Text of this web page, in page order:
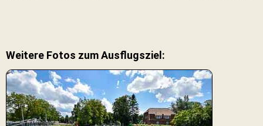
Weitere Fotos zum Ausflugsziel: